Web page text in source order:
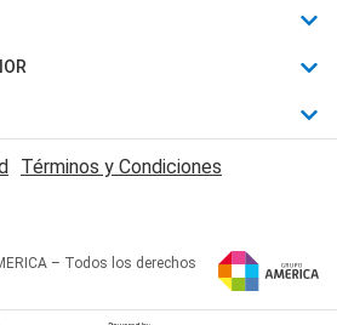
Términos y Condiciones
– Todos los derechos